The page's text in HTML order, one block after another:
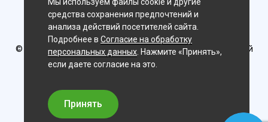
Мы в соц. сетях:
Иркутск, г. Иркутск ул.Ленина 25
© Delaflor - доставка цветов, 2012-2026ИП Рыжков Евгений
Вячеславович
ИНН 540409481687 ОГРН 325547600130383
средства сохранения предпочтений и
анализа действий посетителей сайта.
Подробнее в Согласие на обработку
персональных данных . Нажмите «Принять»,
если даете согласие на это.
Принять